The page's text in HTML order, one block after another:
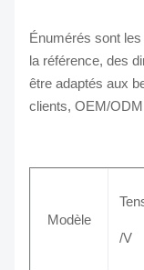
Énumérés sont
la référence, des
être adaptés aux
clients, OEM/
Modèle
/V